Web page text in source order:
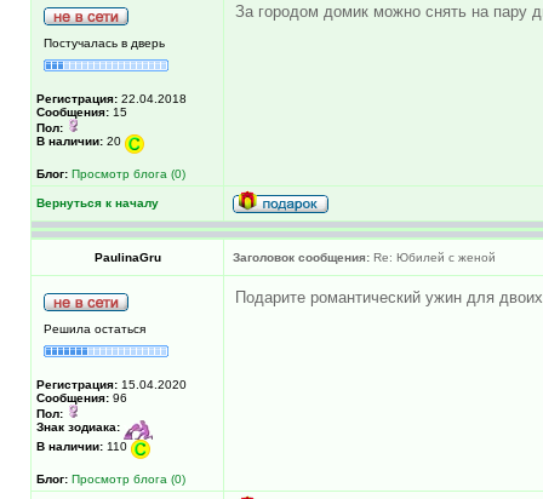
Постучалась в дверь
Регистрация: 22.04.2018
Сообщения: 15
Пол:
В наличии: 20
Блог: Просмотр блога (0)
За городом домик можно снять на пару
Вернуться к началу
PaulinaGru Заголовок сообщения: Re: Юбилей с женой
Решила остаться
Регистрация: 15.04.2020
Сообщения: 96
Пол:
Знак зодиака:
В наличии: 110
Блог: Просмотр блога (0)
Подарите романтический ужин для